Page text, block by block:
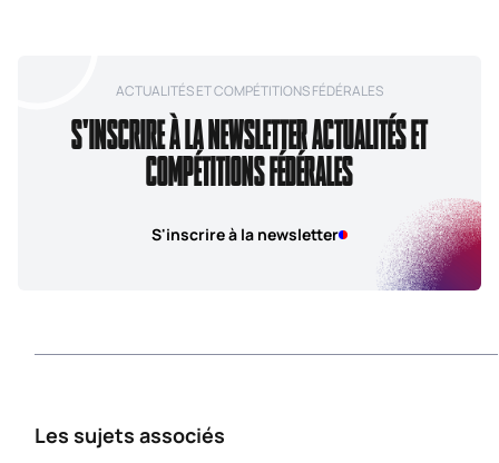
ACTUALITÉS ET COMPÉTITIONS FÉDÉRALES
S'INSCRIRE À LA NEWSLETTER ACTUALITÉS ET
COMPÉTITIONS FÉDÉRALES
S'inscrire à la newsletter
Les sujets associés